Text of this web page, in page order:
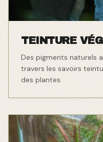
TEINTURE
Des pigments naturels
travers les savoirs
des plantes.